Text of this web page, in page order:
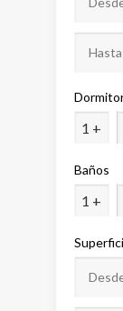
1 +
Baños
1 +